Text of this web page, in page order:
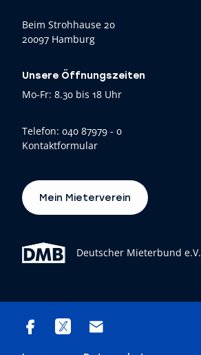
Beim Strohhause 20
20097 Hamburg
Unsere Öffnungszeiten
Mo-Fr: 8.30 bis 18 Uhr
Telefon: 040 87979 - 0
Kontaktformular
Deutscher Mieterbund e.V.
Mein Mieterverein